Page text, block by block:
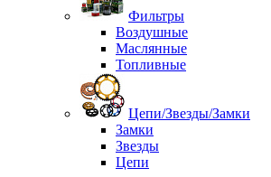
Фильтры
Воздушные
Маслянные
Топливные
Цепи/Звезды/Замки
Замки
Звезды
Цепи